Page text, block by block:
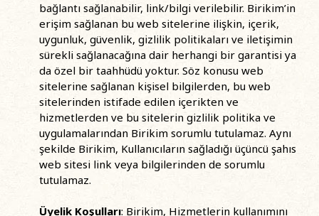
bağlantı sağlanabilir, link/bilgi verilebilir. Birikim’in
erişim sağlanan bu web sitelerine ilişkin, içerik,
uygunluk, güvenlik, gizlilik politikaları ve iletişimin
sürekli sağlanacağına dair herhangi bir garantisi ya
da özel bir taahhüdü yoktur. Söz konusu web
sitelerine sağlanan kişisel bilgilerden, bu web
sitelerinden istifade edilen içerikten ve
hizmetlerden ve bu sitelerin gizlilik politika ve
uygulamalarından Birikim sorumlu tutulamaz. Aynı
şekilde Birikim, Kullanıcıların sağladığı üçüncü şahıs
web sitesi link veya bilgilerinden de sorumlu
tutulamaz.
Üyelik Koşulları: Birikim, Hizmetlerin kullanımını